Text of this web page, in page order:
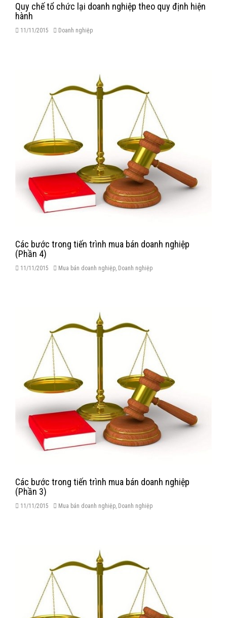
Quy chế tổ chức lại doanh nghiệp theo quy định hiện
hành
11/11/2015 Doanh nghiệp
Các bước trong tiến trình mua bán doanh nghiệp
(Phần 4)
11/11/2015 Mua bán doanh nghiệp, Doanh nghiệp
Các bước trong tiến trình mua bán doanh nghiệp
(Phần 3)
11/11/2015 Mua bán doanh nghiệp, Doanh nghiệp